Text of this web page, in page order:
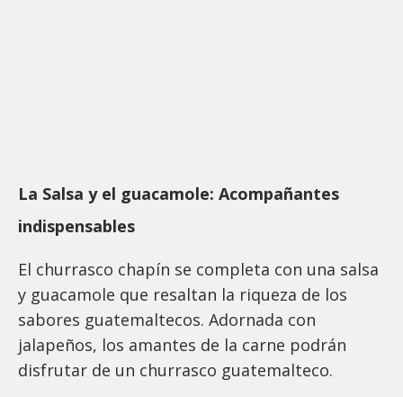
La Salsa y el guacamole: Acompañantes
indispensables
El churrasco chapín se completa con una salsa
y guacamole que resaltan la riqueza de los
sabores guatemaltecos. Adornada con
jalapeños, los amantes de la carne podrán
disfrutar de un churrasco guatemalteco.